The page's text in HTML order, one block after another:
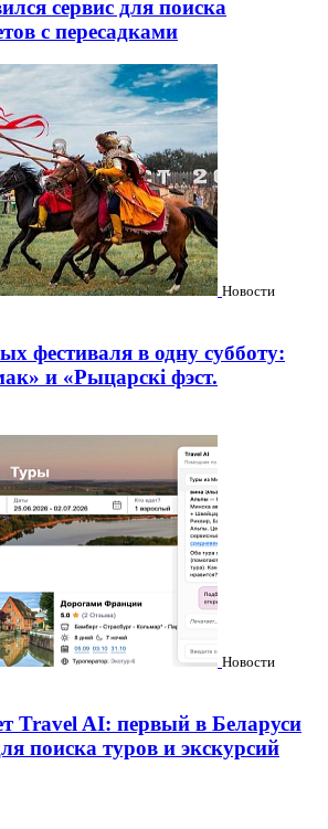
сервис для поиска
с пересадками
Новости
фестиваля в одну субботу:
и «Рыцарскі фэст.
Новости
Travel AI: первый в Беларуси
поиска туров и экскурсий